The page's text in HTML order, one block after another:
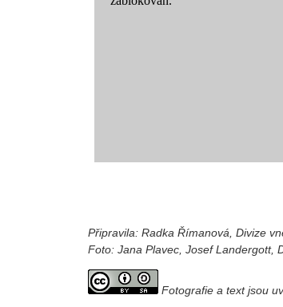
Připravila: Radka Římanová, Divize
Foto: Jana Plavec, Josef Landergott,
Fotografie a text jsou